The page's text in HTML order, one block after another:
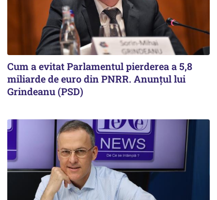
Cum a evitat Parlamentul pierderea a 5,8
miliarde de euro din PNRR. Anunțul lui
Grindeanu (PSD)